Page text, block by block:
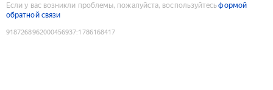
Если у вас возникли проблемы, пожалуйста, воспользуйтесьформой
обратной связи
9187268962000456937:1786168417